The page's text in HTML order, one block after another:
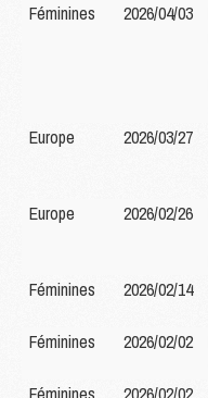
Féminines
2026/04/03
Europe
2026/03/27
Europe
2026/02/26
Féminines
2026/02/14
Féminines
2026/02/02